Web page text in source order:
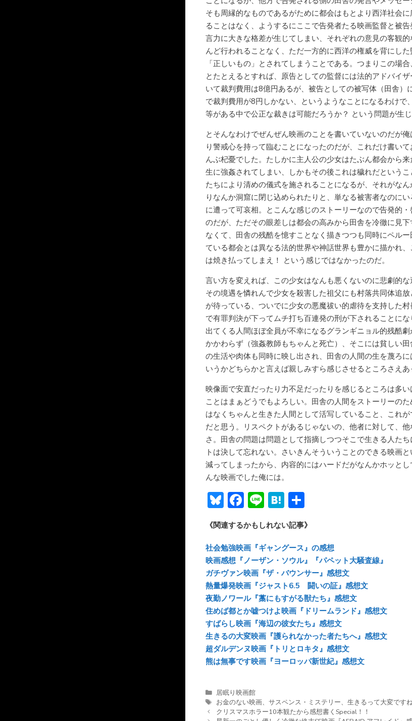
そも周縁的なものであるがために都会はもとより西洋社会
ることはなく、ようするにここで告発者たる映画監督と被
言力に大きな格差が生じてしまい、それぞれの意見の客観的
んど行われることなく、ただ一方的に西洋の権威を背にし
「正しいもの」とされてしまうことである。つまりこの場
とたとえるとすれば、原告としての監督には法的アドバイ
いて裁判費用は8億円あるが、被告としての被写体（田舎）
で裁判費用が8円しかない、というようなことになるわけで
等がある中で公正な裁きは可能だろうか？ という問題が生じ
とそんなわけでぜんぜん映画のことを書いていないのだが
り警戒心を持って臨むことになったのだが、これだけ書い
んぶ杞憂でした。たしかに主人公の少女はたぶん都会から
生に強姦されてしまい、しかもその後これは穢れだという
たちにより清めの儀式を施されることになるが、それがな
りなんか洞窟に閉じ込められたりと、単なる被害者なのに
に遭って可哀相。とこんな感じのストーリーなので告発的
のだが、ただその眼差しは都会の高みから田舎を冷徹に見
なくて、田舎の残酷を憶すことなく描きつつも同時にペルー
ている都会とは異なる法的世界や神話世界も豊かに描かれ
は焼き払ってしまえ！ という感じではなかったのだ。
言い方を変えれば、この少女はなんも悪くないのに悲劇的な
その境遇を憐れんで少女を殺害した祖父にも村落共同体追
が待っている、ついでに少女の悪魔祓い的虐待を支持した
で有罪判決が下ってムチ打ち百連発の刑が下されることに
出てくる人間ほぼ全員が不幸になるグランギニョル的残酷
かかわらず（強姦教師もちゃんと死亡）、そこには貧しい
の生活や肉体も同時に映し出され、田舎の人間の生を蔑ろに
いうかどちらかと言えば親しみすら感じさせるところさえあ
映像面で安直だったり力不足だったりを感じるところは多
ことはまぁどうでもよろしい。田舎の人間をストーリーの
はなくちゃんと生きた人間として活写していること、これ
だと思う。リスペクトがあるじゃないの、他者に対して、
さ。田舎の問題は問題として指摘しつつそこで生きる人た
トは決して忘れない。さいきんそういうことのできる映画
減ってしまったから、内容的にはハードだがなんかホッと
んな映画でした俺には。
Bl
u
e
sk
y
F
ac
e
b
o
ok
Li
n
e
H
at
e
n
a
有
《関連するかもしれない記事》
社会勉強映画『ギャングース』の感想
映画感想『ノーザン・ソウル』『パペット大騒査線』
ガチヴァン映画『ザ・バウンサー』感想文
熱量爆発映画『ジャスト6.5 闘いの証』感想文
夜勤ノワール『藁にもすがる獣たち』感想文
住めば都とか嘘つけよ映画『ドリームランド』感想文
すばらし映画『海辺の彼女たち』感想文
生きるの大変映画『護られなかった者たちへ』感想文
超ダルデンヌ映画『トリとロキタ』感想文
熊は無事です映画『ヨーロッパ新世紀』感想文
カ
テ
ゴ
居眠り映画館
タ
グ
お金のない映画、 サスペンス・ミステリー、 生きるって大変です
クリスマスホラー10本観たから感想書くSpecial！！